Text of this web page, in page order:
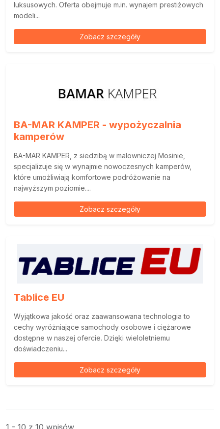
luksusowych. Oferta obejmuje m.in. wynajem prestiżowych
modeli...
Zobacz szczegóły
BA-MAR KAMPER - wypożyczalnia
kamperów
BA-MAR KAMPER, z siedzibą w malowniczej Mosinie,
specjalizuje się w wynajmie nowoczesnych kamperów,
które umożliwiają komfortowe podróżowanie na
najwyższym poziomie....
Zobacz szczegóły
Tablice EU
Wyjątkowa jakość oraz zaawansowana technologia to
cechy wyróżniające samochody osobowe i ciężarowe
dostępne w naszej ofercie. Dzięki wieloletniemu
doświadczeniu...
Zobacz szczegóły